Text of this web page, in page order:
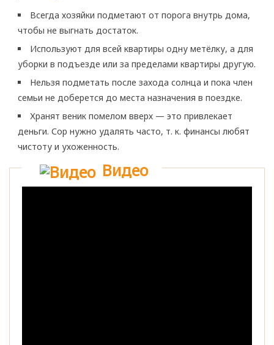
Всегда хозяйки подметают от порога внутрь дома,
чтобы не выгнать достаток.
Используют для всей квартиры одну метёлку, а для
уборки в подъезде или за пределами квартиры другую.
Нельзя подметать после захода солнца и пока член
семьи не доберется до места назначения в поездке.
Хранят веник помелом вверх — это привлекает
деньги. Сор нужно удалять часто, т. к. финансы любят
чистоту и ухоженность.
Видео